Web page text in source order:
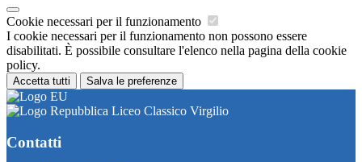
Cookie necessari per il funzionamento
I cookie necessari per il funzionamento non possono essere
disabilitati. È possibile consultare l'elenco nella pagina della cookie
policy.
Accetta tutti Salva le preferenze
Liceo Classico Virgilio
Contatti